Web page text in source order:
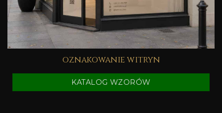
oznakowanie witryn
KATALOG WZORÓW